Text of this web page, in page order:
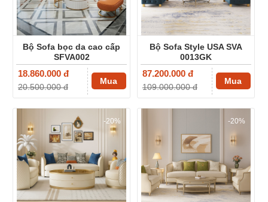
Bộ Sofa bọc da cao cấp
SFVA002
18.860.000 đ
20.500.000 đ
Mua
Bộ Sofa Style USA SVA
0013GK
87.200.000 đ
109.000.000 đ
Mua
-20% -20%